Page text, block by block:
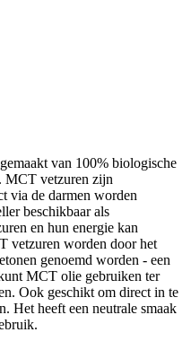
van 100% biologische
MCT vetzuren zijn
via de darmen worden
beschikbaar als
en hun energie kan
vetzuren worden door het
genoemd worden - een
MCT olie gebruiken ter
Ook geschikt om direct in te
Het heeft een neutrale smaak